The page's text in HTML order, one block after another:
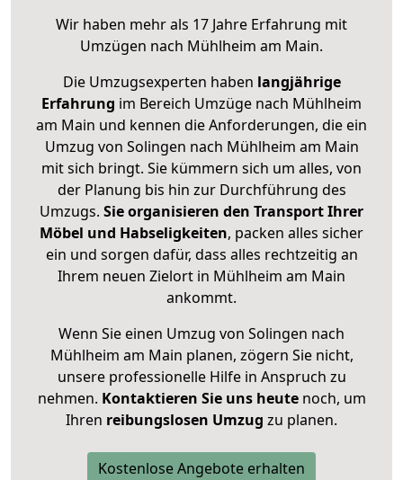
Wir haben mehr als 17 Jahre Erfahrung mit
Umzügen nach Mühlheim am Main.
Die Umzugsexperten haben langjährige
Erfahrung im Bereich Umzüge nach Mühlheim
am Main und kennen die Anforderungen, die ein
Umzug von Solingen nach Mühlheim am Main
mit sich bringt. Sie kümmern sich um alles, von
der Planung bis hin zur Durchführung des
Umzugs. Sie organisieren den Transport Ihrer
Möbel und Habseligkeiten, packen alles sicher
ein und sorgen dafür, dass alles rechtzeitig an
Ihrem neuen Zielort in Mühlheim am Main
ankommt.
Wenn Sie einen Umzug von Solingen nach
Mühlheim am Main planen, zögern Sie nicht,
unsere professionelle Hilfe in Anspruch zu
nehmen. Kontaktieren Sie uns heutenoch, um
Ihren reibungslosen Umzug zu planen.
Kostenlose Angebote erhalten